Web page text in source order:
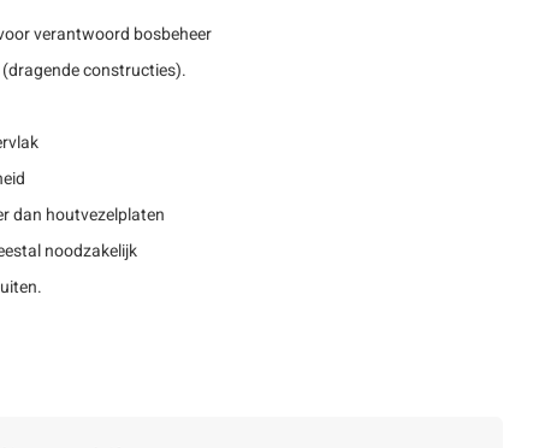
verantwoord bosbeheer
constructies).
dan houtvezelplaten
noodzakelijk